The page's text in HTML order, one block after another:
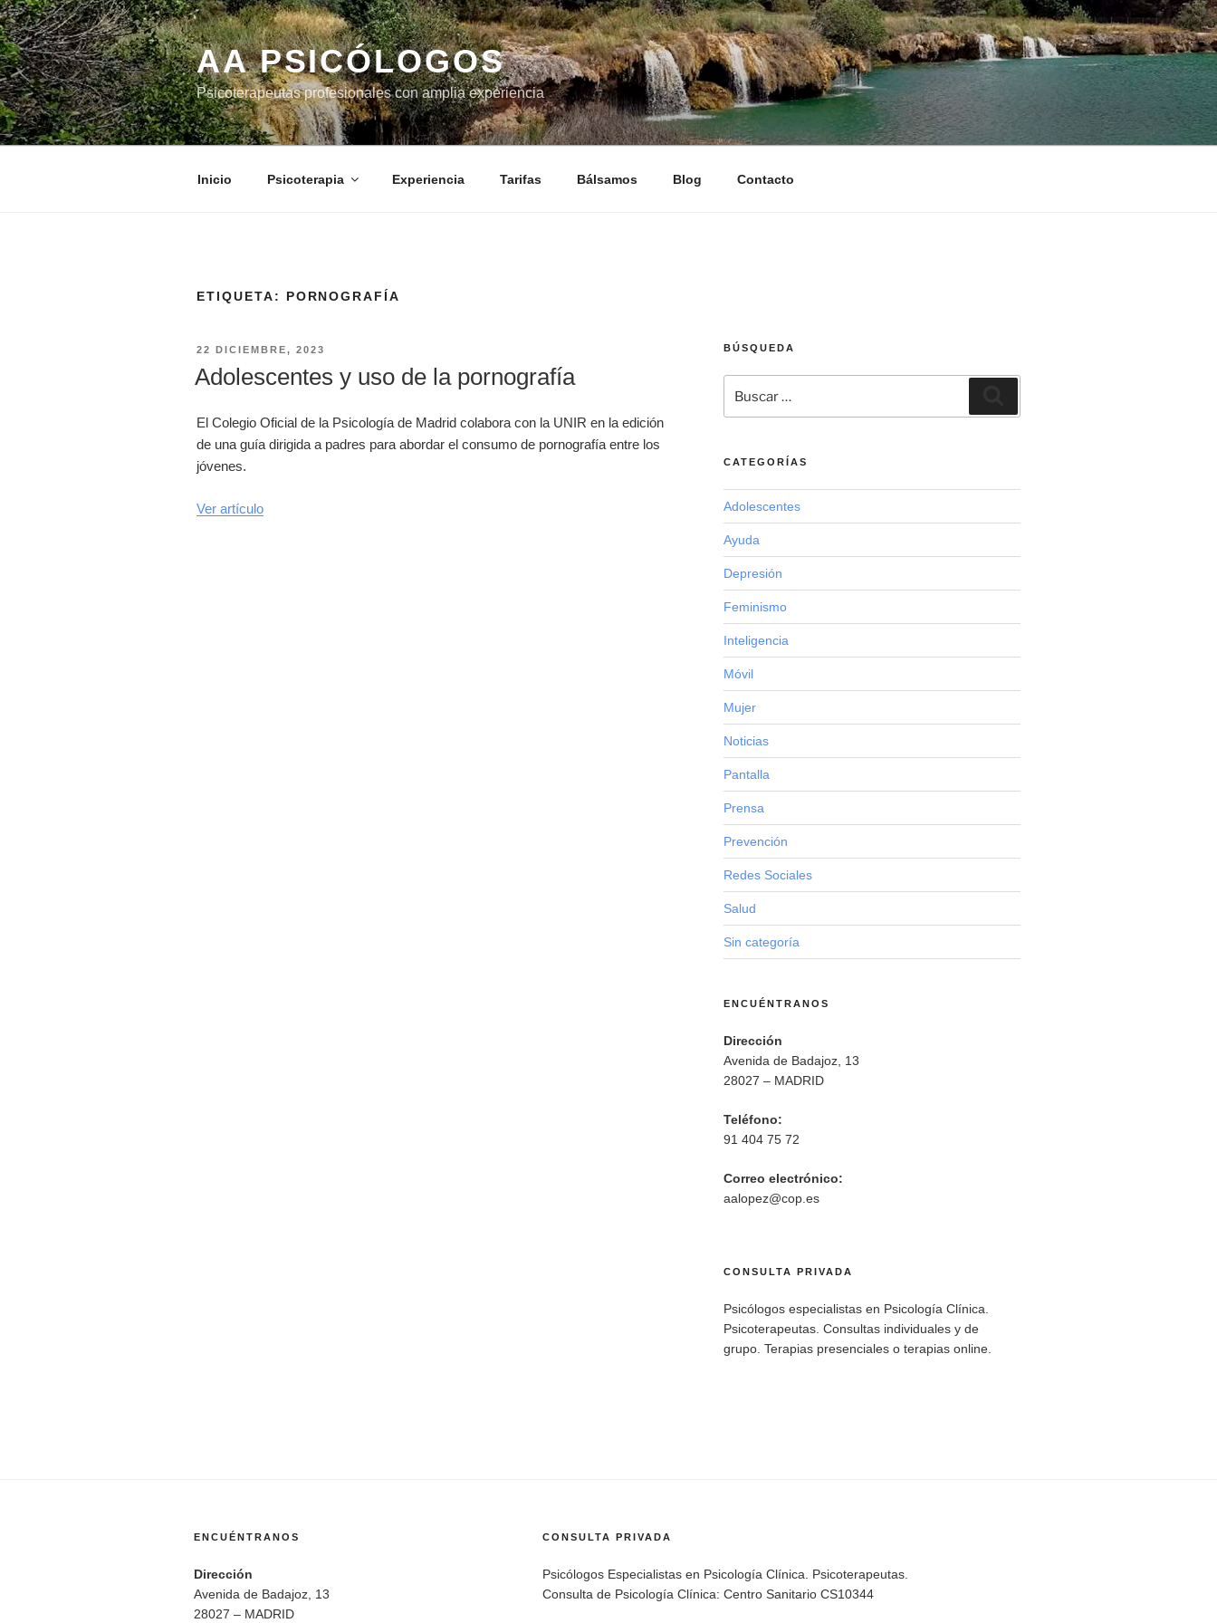
Saltar
al
contenido
AA PSICÓLOGOS
Psicoterapeutas profesionales con amplia experiencia
Inicio Psicoterapia Experiencia Tarifas Bálsamos Blog Contacto
ETIQUETA: PORNOGRAFÍA
PUBLICADO
22 DICIEMBRE, 2023
Adolescentes y uso de la pornografía
El Colegio Oficial de la Psicología de Madrid colabora con la UNIR en la edición
de una guía dirigida a padres para abordar el consumo de pornografía entre los
jóvenes.
Ver artículo
BÚSQUEDA
por:
CATEGORÍAS
Adolescentes
Ayuda
Depresión
Feminismo
Inteligencia
Móvil
Mujer
Noticias
Pantalla
Prensa
Prevención
Redes Sociales
Salud
Sin categoría
ENCUÉNTRANOS
Dirección
Avenida de Badajoz, 13
28027 – MADRID
Teléfono:
91 404 75 72
Correo electrónico:
aalopez@cop.es
CONSULTA PRIVADA
Psicólogos especialistas en Psicología Clínica.
Psicoterapeutas. Consultas individuales y de
grupo. Terapias presenciales o terapias online.
ENCUÉNTRANOS
Dirección
Avenida de Badajoz, 13
28027 – MADRID
CONSULTA PRIVADA
Psicólogos Especialistas en Psicología Clínica. Psicoterapeutas.
Consulta de Psicología Clínica: Centro Sanitario CS10344